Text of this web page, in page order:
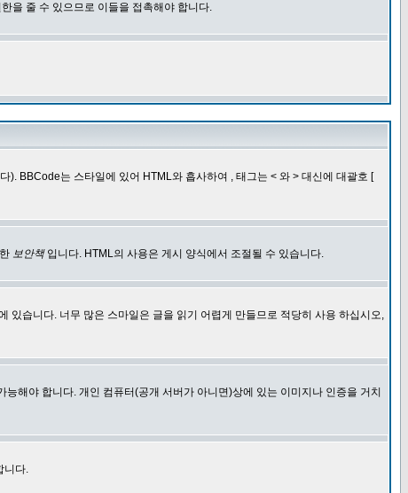
을 줄 수 있으므로 이들을 접촉해야 합니다.
BBCode는 스타일에 있어 HTML와 흡사하여 , 태그는 < 와 > 대신에 대괄호 [
보안책입니다. HTML의 사용은 게시 양식에서 조절될 수 있습니다.
있습니다. 너무 많은 스마일은 글을 읽기 어렵게 만들므로 적당히 사용 하십시오,
해야 합니다. 개인 컴퓨터(공개 서버가 아니면)상에 있는 이미지나 인증을 거치
니다.